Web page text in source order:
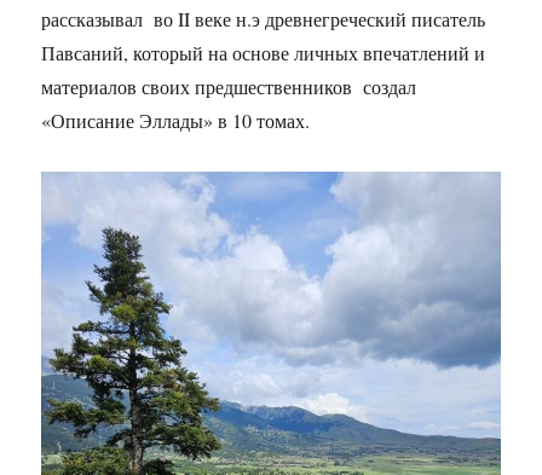
рассказывал во II веке н.э древнегреческий писатель
Павсаний, который на основе личных впечатлений и
материалов своих предшественников создал
«Описание Эллады» в 10 томах.